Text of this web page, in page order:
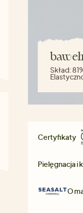
Skład:
Certyfikaty
Pielęgnacja i
O